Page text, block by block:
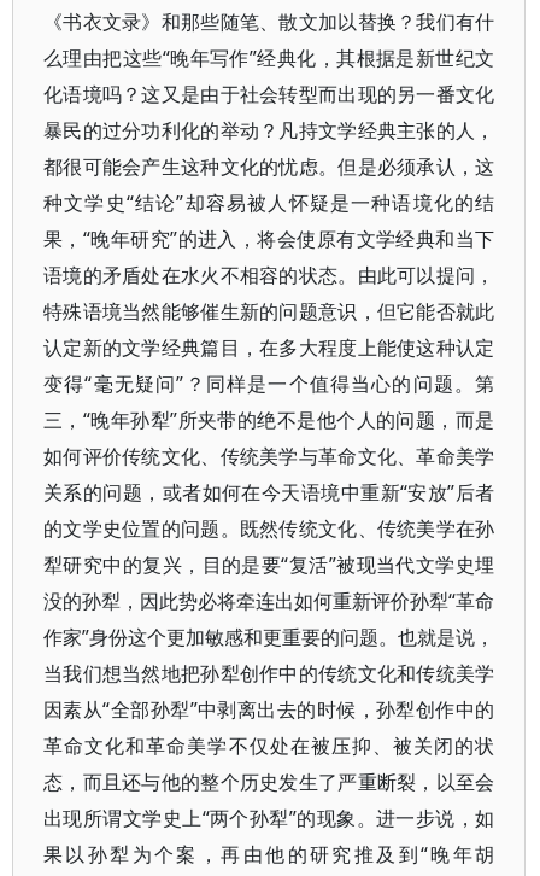
《书衣文录》和那些随笔、散文加以替换？我们有什
么理由把这些“晚年写作”经典化，其根据是新世纪文
化语境吗？这又是由于社会转型而出现的另一番文化
暴民的过分功利化的举动？凡持文学经典主张的人，
都很可能会产生这种文化的忧虑。但是必须承认，这
种文学史“结论”却容易被人怀疑是一种语境化的结
果，“晚年研究”的进入，将会使原有文学经典和当下
语境的矛盾处在水火不相容的状态。由此可以提问，
特殊语境当然能够催生新的问题意识，但它能否就此
认定新的文学经典篇目，在多大程度上能使这种认定
变得“毫无疑问”？同样是一个值得当心的问题。第
三，“晚年孙犁”所夹带的绝不是他个人的问题，而是
如何评价传统文化、传统美学与革命文化、革命美学
关系的问题，或者如何在今天语境中重新“安放”后者
的文学史位置的问题。既然传统文化、传统美学在孙
犁研究中的复兴，目的是要“复活”被现当代文学史埋
没的孙犁，因此势必将牵连出如何重新评价孙犁“革命
作家”身份这个更加敏感和更重要的问题。也就是说，
当我们想当然地把孙犁创作中的传统文化和传统美学
因素从“全部孙犁”中剥离出去的时候，孙犁创作中的
革命文化和革命美学不仅处在被压抑、被关闭的状
态，而且还与他的整个历史发生了严重断裂，以至会
出现所谓文学史上“两个孙犁”的现象。进一步说，如
果以孙犁为个案，再由他的研究推及到“晚年胡